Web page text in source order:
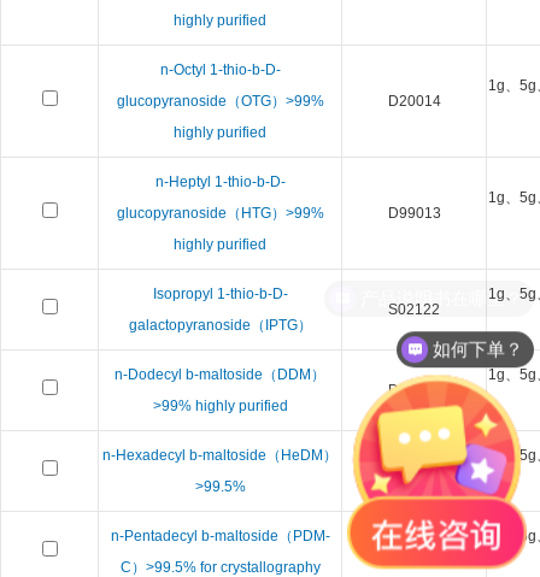
highly purified
n-Octyl 1-thio-b-D-
glucopyranoside（OTG）>99%
highly purified
D20014
1g、
n-Heptyl 1-thio-b-D-
glucopyranoside（HTG）>99%
highly purified
D99013
1g、
Isopropyl 1-thio-b-D-
galactopyranoside（IPTG）
S02122
1g、
n-Dodecyl b-maltoside（DDM）
>99% highly purified
D97002
1g、
n-Hexadecyl b-maltoside（HeDM）
>99.5%
D20029-C
1g、
n-Pentadecyl b-maltoside（PDM-
C）>99.5% for crystallography
D20040-C
1g、5g
产品说明书在哪里？
如何下单？